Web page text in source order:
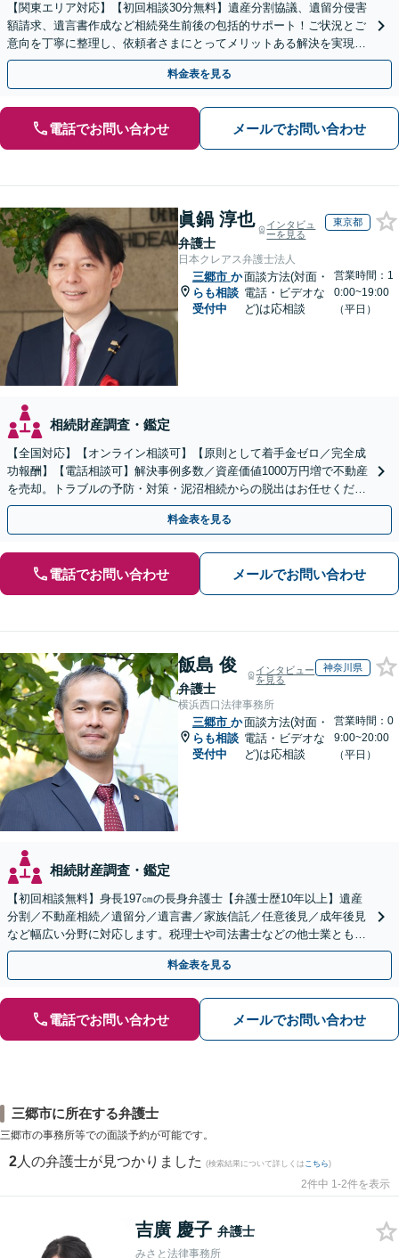
【関東エリア対応】【初回相談30分無料】遺産分割協議、遺留分侵害
額請求、遺言書作成など相続発生前後の包括的サポート！ご状況とご
意向を丁寧に整理し、依頼者さまにとってメリットある解決を実現で
きるよう尽力します【休日・夜間相談対応（要予約）】
料金表を見る
電話でお問い合わせ メールでお問い合わせ
眞鍋 淳也
弁護士
インタビュ
ーを見る
東京都
日本クレアス弁護士法人
三郷市 か
らも相談
受付中
面談方法(対面・
電話・ビデオな
ど)は応相談
営業時間：1
0:00~19:00
（平日）
相続財産調査・鑑定
【全国対応】【オンライン相談可】【原則として着手金ゼロ／完全成
功報酬】【電話相談可】解決事例多数／資産価値1000万円増で不動産
を売却。トラブルの予防・対策・泥沼相続からの脱出はお任せくださ
い！法律と税務を一体的に対応します
料金表を見る
電話でお問い合わせ メールでお問い合わせ
飯島 俊
弁護士
インタビュー
を見る
神奈川県
横浜西口法律事務所
三郷市 か
らも相談
受付中
面談方法(対面・
電話・ビデオな
ど)は応相談
営業時間：0
9:00~20:00
（平日）
相続財産調査・鑑定
【初回相談無料】身長197㎝の長身弁護士【弁護士歴10年以上】遺産
分割／不動産相続／遺留分／遺言書／家族信託／任意後見／成年後見
など幅広い分野に対応します。税理士や司法書士などの他士業とも連
携【出張相談】【夜間・休日面談】【横浜駅7分】
料金表を見る
電話でお問い合わせ メールでお問い合わせ
三郷市に所在する弁護士
三郷市の事務所等での面談予約が可能です。
2 人の弁護士が見つかりました (検索結果について詳しくは こちら)
2件中 1-2件を表示
吉廣 慶子 弁護士
みさと法律事務所